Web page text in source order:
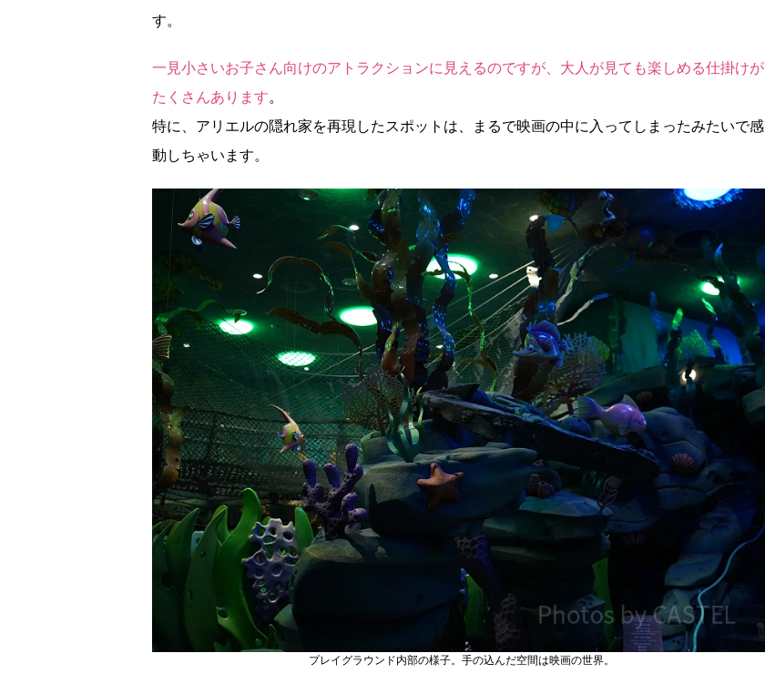
す。
一見小さいお子さん向けのアトラクションに見えるのですが、大人が見ても楽しめる仕掛けが
たくさんあります。
特に、アリエルの隠れ家を再現したスポットは、まるで映画の中に入ってしまったみたいで感
動しちゃいます。
プレイグラウンド内部の様子。手の込んだ空間は映画の世界。